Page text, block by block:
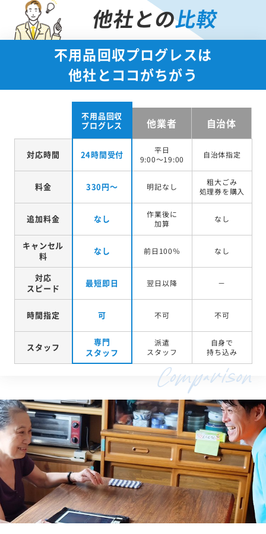
他社との比較
不用品回収プログレスは
他社とココがちがう
不用品回収
プログレス
他業者 自治体
対応時間 24時間受付
平日
9:00～19:00
自治体指定
料金 330円～ 明記なし
粗大ごみ
処理券を購入
追加料金 なし
作業後に
加算
なし
キャンセル
料
なし 前日100％ なし
対応
スピード
最短即日 翌日以降 －
時間指定 可 不可 不可
スタッフ
専門
スタッフ
派遣
スタッフ
自身で
持ち込み